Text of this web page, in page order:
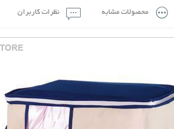
محصولات مشابه نظرات کاربران